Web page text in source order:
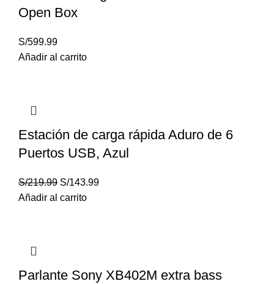
Open Box
S/599.99
Añadir al carrito
Estación de carga rápida Aduro de 6
Puertos USB, Azul
S/219.99 S/143.99
Añadir al carrito
Parlante Sony XB402M extra bass